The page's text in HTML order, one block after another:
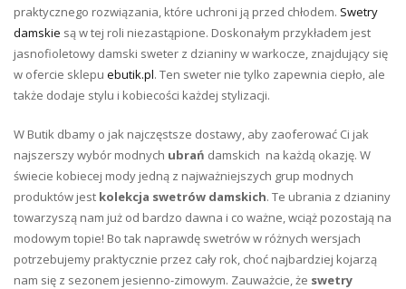
praktycznego rozwiązania, które uchroni ją przed chłodem. Swetry
damskie są w tej roli niezastąpione. Doskonałym przykładem jest
jasnofioletowy damski sweter z dzianiny w warkocze, znajdujący się
w ofercie sklepu ebutik.pl. Ten sweter nie tylko zapewnia ciepło, ale
także dodaje stylu i kobiecości każdej stylizacji.
W Butik dbamy o jak najczęstsze dostawy, aby zaoferować Ci jak
najszerszy wybór modnych ubrań damskich na każdą okazję. W
świecie kobiecej mody jedną z najważniejszych grup modnych
produktów jest kolekcja swetrów damskich. Te ubrania z dzianiny
towarzyszą nam już od bardzo dawna i co ważne, wciąż pozostają na
modowym topie! Bo tak naprawdę swetrów w różnych wersjach
potrzebujemy praktycznie przez cały rok, choć najbardziej kojarzą
nam się z sezonem jesienno-zimowym. Zauważcie, że swetry